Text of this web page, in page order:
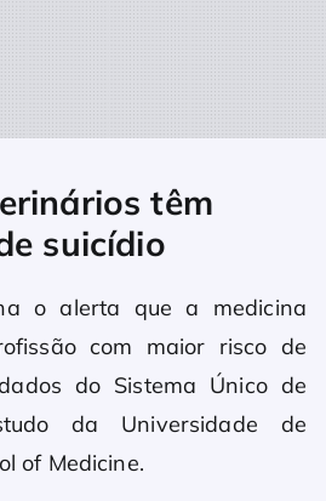
têm
suicídio
o alerta que a medicina
com maior risco de
do Sistema Único de
da Universidade de
of Medicine.